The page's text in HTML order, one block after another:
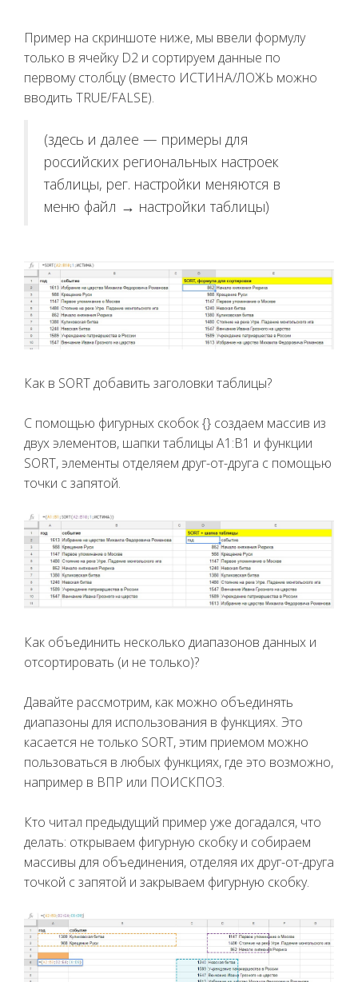
Пример на скриншоте ниже, мы ввели формулу
только в ячейку D2 и сортируем данные по
первому столбцу (вместо ИСТИНА/ЛОЖЬ можно
вводить TRUE/FALSE).
(здесь и далее — примеры для
российских региональных настроек
таблицы, рег. настройки меняются в
меню файл → настройки таблицы)
Как в SORT добавить заголовки таблицы?
С помощью фигурных скобок {} создаем массив из
двух элементов, шапки таблицы A1:B1 и функции
SORT, элементы отделяем друг-от-друга с помощью
точки с запятой.
Как объединить несколько диапазонов данных и
отсортировать (и не только)?
Давайте рассмотрим, как можно объединять
диапазоны для использования в функциях. Это
касается не только SORT, этим приемом можно
пользоваться в любых функциях, где это возможно,
например в ВПР или ПОИСКПОЗ.
Кто читал предыдущий пример уже догадался, что
делать: открываем фигурную скобку и собираем
массивы для объединения, отделяя их друг-от-друга
точкой с запятой и закрываем фигурную скобку.